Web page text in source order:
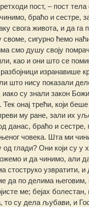
пост, – пост
браћо и сестре,
свога живота, и да
сигурно ћемо
смо душу своју
као и они што се
разбојници
што нису показали
су знали закон
онај трећи, који
му ране, зали их
данас, браћо и сестре,
човека. Шта ми
од глади? Они који су
и да чинимо, али
стоструко узвратити,
да по делима
ме; бејах
то су дела љубави, и